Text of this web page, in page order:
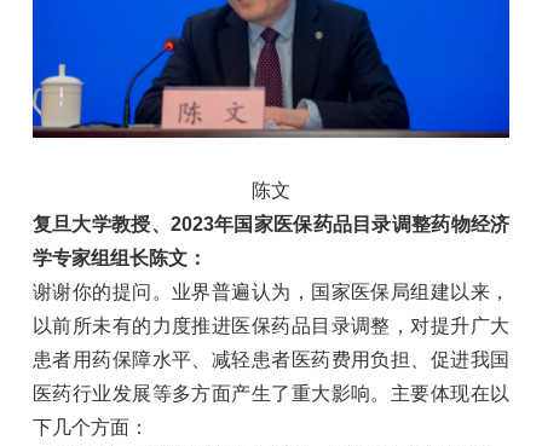
陈文
复旦大学教授、2023年国家医保药品目录调整药物经济
学专家组组长陈文：
谢谢你的提问。业界普遍认为，国家医保局组建以来，
以前所未有的力度推进医保药品目录调整，对提升广大
患者用药保障水平、减轻患者医药费用负担、促进我国
医药行业发展等多方面产生了重大影响。主要体现在以
下几个方面：